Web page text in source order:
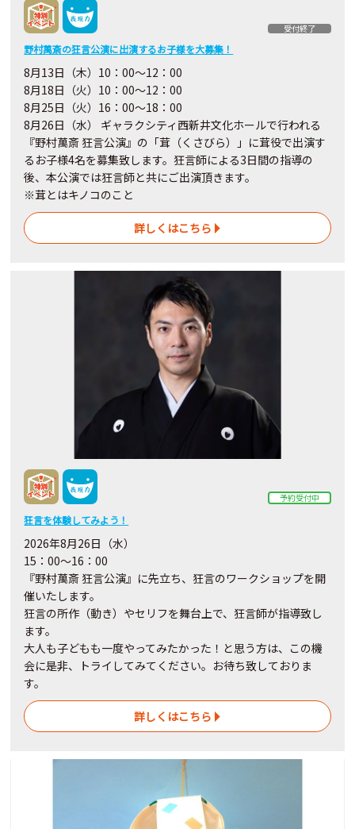
受付終了
野村萬斎の狂言公演に出演するお子様を大募集！
8月13日（木）10：00〜12：00
8月18日（火）10：00〜12：00
8月25日（火）16：00～18：00
8月26日（水） ギャラクシティ西新井文化ホールで行われる
『野村萬斎 狂言公演』の「茸（くさびら）」に茸役で出演す
るお子様4名を募集致します。狂言師による3日間の指導の
後、本公演では狂言師と共にご出演頂きます。
※茸とはキノコのこと
詳しくはこちら
予約受付中
狂言を体験してみよう！
2026年8月26日（水）
15：00～16：00
『野村萬斎 狂言公演』に先立ち、狂言のワークショップを開
催いたします。
狂言の所作（動き）やセリフを舞台上で、狂言師が指導致し
ます。
大人も子どもも一度やってみたかった！と思う方は、この機
会に是非、トライしてみてください。お待ち致しておりま
す。
詳しくはこちら